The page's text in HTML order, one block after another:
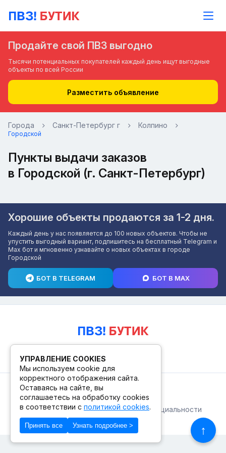
Продайте свой ПВЗ выгодно
Тысячи потенциальных покупателей каждый день ищут выгодные
объекты по всей России
Разместить объявление
Города Санкт-Петербург г Колпино
Городской
Пункты выдачи заказов
в Городской (г. Санкт-Петербург)
Хорошие объекты продаются за 1-2 дня.
Каждый день у нас появляется до 100 новых объектов. Чтобы не
упустить выгодный вариант, подпишитесь на бесплатный Telegram и
Max бот и мгновенно узнавайте о новых объектах в городе
Городской
БОТ В TELEGRAM БОТ В MAX
↑
© 2026. ПВЗ! БУТИК.
Публичная офертаПолитика конфиденциальности
© Сделано в Фидживеб
УПРАВЛЕНИЕ COOKIES
Мы используем cookie для
корректного отображения сайта.
Оставаясь на сайте, вы
соглашаетесь на обработку cookies
в соответствии с политикой cookies.
Принять все Узнать подробнее >